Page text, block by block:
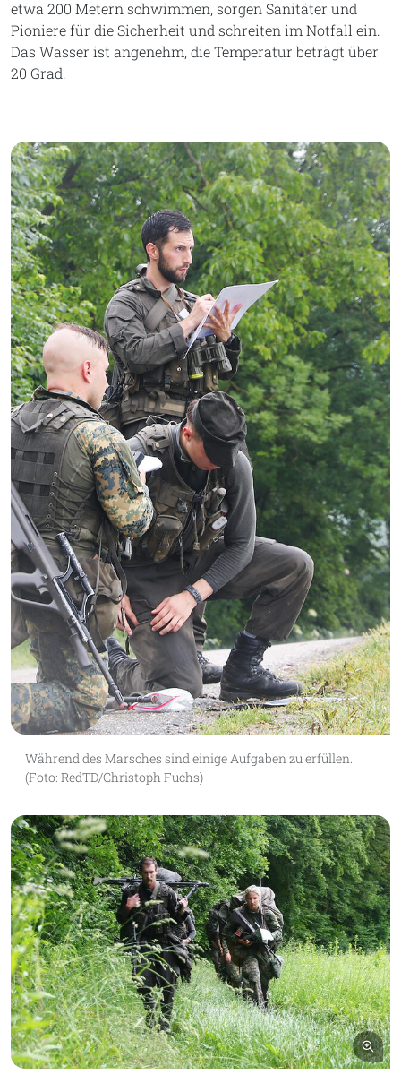
etwa 200 Metern schwimmen, sorgen Sanitäter und
Pioniere für die Sicherheit und schreiten im Notfall ein.
Das Wasser ist angenehm, die Temperatur beträgt über
20 Grad.
Während des Marsches sind einige Aufgaben zu erfüllen.
(Foto: RedTD/Christoph Fuchs)